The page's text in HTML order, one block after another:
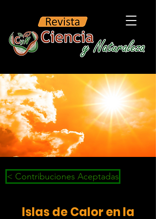
< Contribuciones Aceptadas
Islas de Calor en la